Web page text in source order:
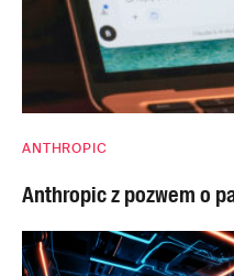
ANTHROPIC
Anthropic z pozwem o